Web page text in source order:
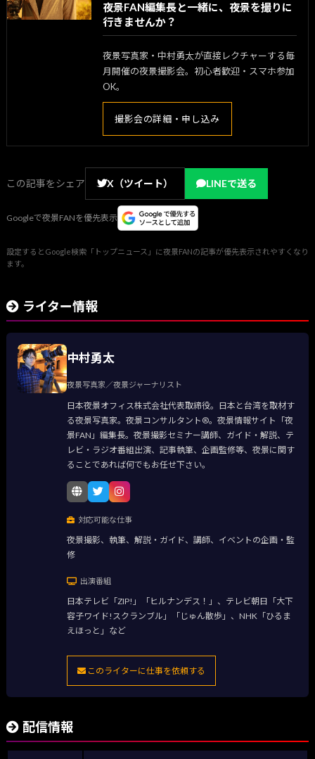
夜景FAN編集長と一緒に、夜景を撮りに
行きませんか？
夜景写真家・中村勇太が直接レクチャーする毎
月開催の夜景撮影会。初心者歓迎・スマホ参加
OK。
撮影会の詳細・申し込み
この記事をシェア X（ツイート） LINEで送る
Googleで夜景FANを優先表示
設定するとGoogle検索「トップニュース」に夜景FANの記事が優先表示されやすくなり
ます。
ライター情報
中村勇太
夜景写真家／夜景ジャーナリスト
日本夜景オフィス株式会社代表取締役。日本と台湾を取材す
る夜景写真家。夜景コンサルタント®。夜景情報サイト「夜
景FAN」編集長。夜景撮影セミナー講師、ガイド・解説、テ
レビ・ラジオ番組出演、記事執筆、企画監修等、夜景に関す
ることであれば何でもお任せ下さい。
対応可能な仕事
夜景撮影、執筆、解説・ガイド、講師、イベントの企画・監
修
出演番組
日本テレビ「ZIP!」「ヒルナンデス！」、テレビ朝日「大下
容子ワイド!スクランブル」「じゅん散歩」、NHK「ひるま
えほっと」など
このライターに仕事を依頼する
配信情報